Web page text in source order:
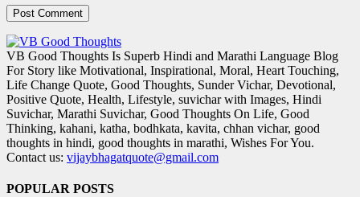
VB Good Thoughts Is Superb Hindi and Marathi Language Blog
For Story like Motivational, Inspirational, Moral, Heart Touching,
Life Change Quote, Good Thoughts, Sunder Vichar, Devotional,
Positive Quote, Health, Lifestyle, suvichar with Images, Hindi
Suvichar, Marathi Suvichar, Good Thoughts On Life, Good
Thinking, kahani, katha, bodhkata, kavita, chhan vichar, good
thoughts in hindi, good thoughts in marathi, Wishes For You.
Contact us: vijaybhagatquote@gmail.com
POPULAR POSTS